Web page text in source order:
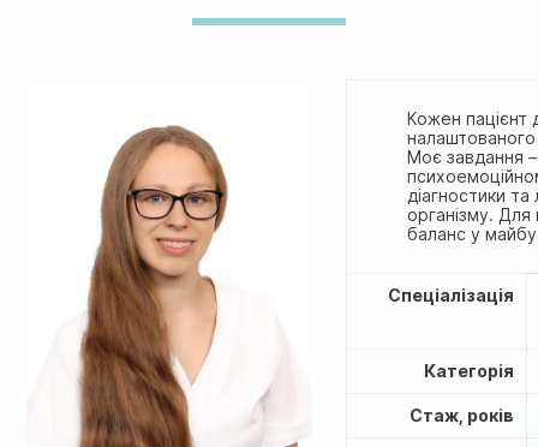
Кожен пацієнт
Моє завдання
діагностики
організму. Для
баланс у
Спеціалізація
Категорія
Стаж, років